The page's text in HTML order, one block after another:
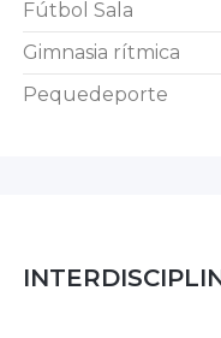
Fútbol Sala
Gimnasia rítmica
Pequedeporte